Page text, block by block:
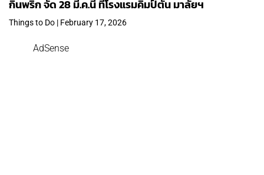
กินพริก จัด 28 มี.ค.นี้ ที่โรงแรมคิมป์ตัน มาลัยฯ
Things to Do | February 17, 2026
AdSense